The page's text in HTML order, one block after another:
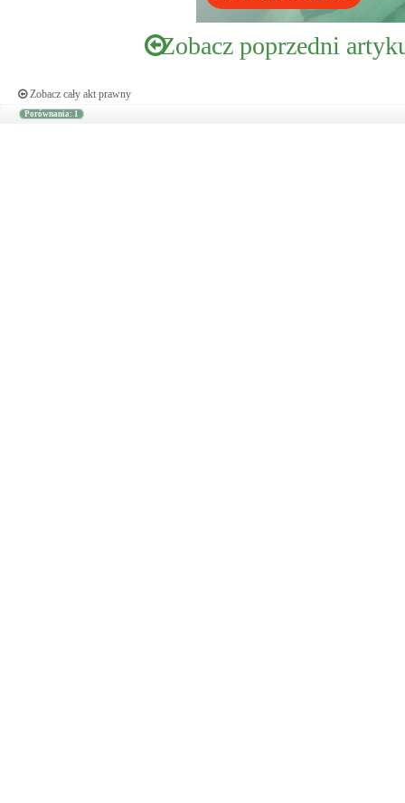
Zobacz poprzedni
Zobacz cały akt prawny
Porównania: 1